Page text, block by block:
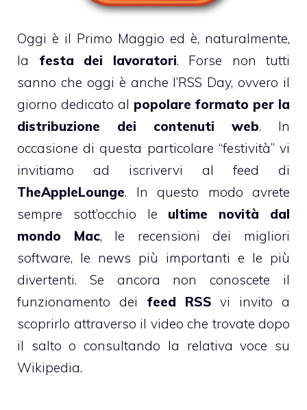
Oggi è il Primo Maggio ed è, naturalmente,
la festa dei lavoratori. Forse non tutti
sanno che oggi è anche l’RSS Day, ovvero il
giorno dedicato al popolare formato per la
distribuzione dei contenuti web. In
occasione di questa particolare “festività” vi
invitiamo ad iscrivervi al feed di
TheAppleLounge. In questo modo avrete
sempre sott’occhio le ultime novità dal
mondo Mac, le recensioni dei migliori
software, le news più importanti e le più
divertenti. Se ancora non conoscete il
funzionamento dei feed RSSvi invito a
scoprirlo attraverso il video che trovate dopo
il salto o consultando la relativa voce su
Wikipedia.